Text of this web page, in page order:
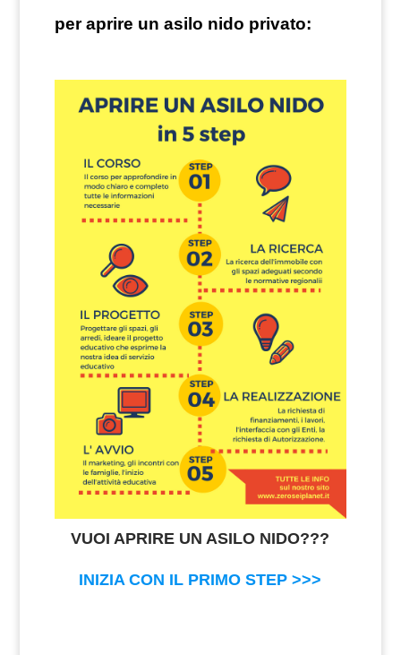
per aprire un asilo nido privato:
VUOI APRIRE UN ASILO NIDO???
INIZIA CON IL PRIMO STEP >>>